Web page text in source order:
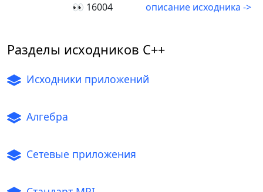
👀 16004 описание исходника ->
Разделы исходников C++
Исходники приложений
Алгебра
Сетевые приложения